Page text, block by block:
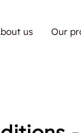
us Our